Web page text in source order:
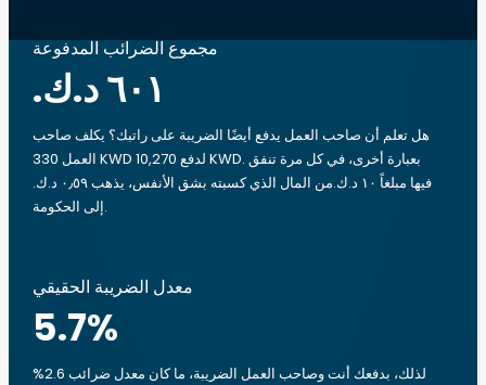
مجموع الضرائب المدفوعة
هل تعلم أن صاحب العمل يدفع أيضًا الضريبة على راتبك؟ يكلف صاحب
العمل 330 KWD لدفع 10,270 KWD. بعبارة أخرى، في كل مرة تنفق
فيها مبلغاً ‏١٠ د.ك.‏من المال الذي كسبته بشق الأنفس، يذهب ‏٠٫٥٩ د.ك.‏
إلى الحكومة.
معدل الضريبة الحقيقي
5.7%
لذلك، بدفعك أنت وصاحب العمل الضريبة، ما كان معدل ضرائب 2.6%